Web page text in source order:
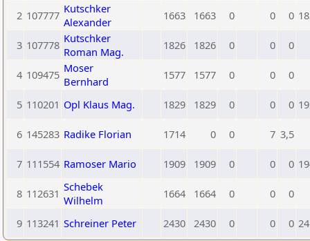
2 107777 Kutschker
Alexander
1663 1663 0 0 0
3 107778 Kutschker
Roman Mag.
1826 1826 0 0 0
4 109475 Moser
Bernhard
1577 1577 0 0 0
5 110201 Opl Klaus Mag. 1829 1829 0 0 0
6 145283 Radike Florian 1714 0 0 7 3,5
7 111554 Ramoser Mario 1909 1909 0 0 0
8 112631 Schebek
Wilhelm
1664 1664 0 0 0
9 113241 Schreiner Peter 2430 2430 0 0 0